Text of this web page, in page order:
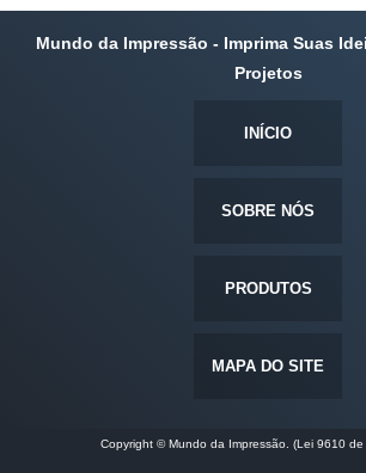
Mundo da Impressão - Imprima Suas
Projetos
INÍCIO
SOBRE NÓS
PRODUTOS
MAPA DO SITE
Copyright © Mundo da Impressão. (Lei 9610